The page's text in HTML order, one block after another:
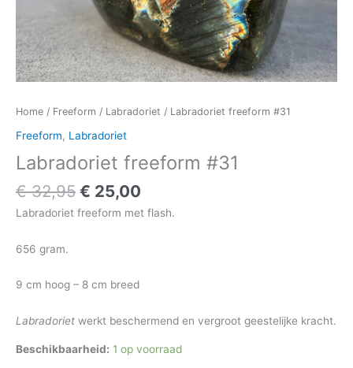
Home / Freeform / Labradoriet / Labradoriet freeform #31
Freeform, Labradoriet
Labradoriet freeform #31
€32,95 € 25,00
Labradoriet freeform met flash.
656 gram.
9 cm hoog – 8 cm breed
Labradoriet werkt beschermend en vergroot geestelijke kracht.
Beschikbaarheid: 1 op voorraad